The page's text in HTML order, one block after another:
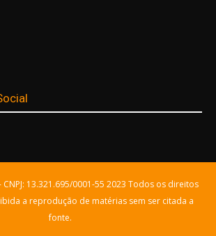
CNPJ: 13.321.695/0001-55 2023 Todos os direitos
a reprodução de matérias sem ser citada a
fonte.